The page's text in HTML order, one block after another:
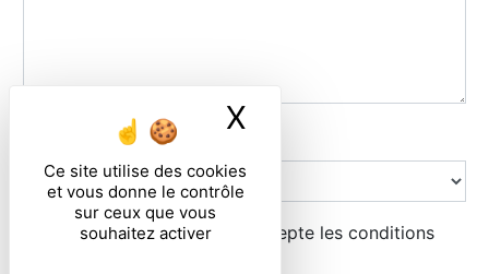
Ce site utilise des cookies
et vous donne le contrôle
sur ceux que vous
souhaitez activer
X
Combien font zero plus huit
En cochant cette case, j'accepte les conditions